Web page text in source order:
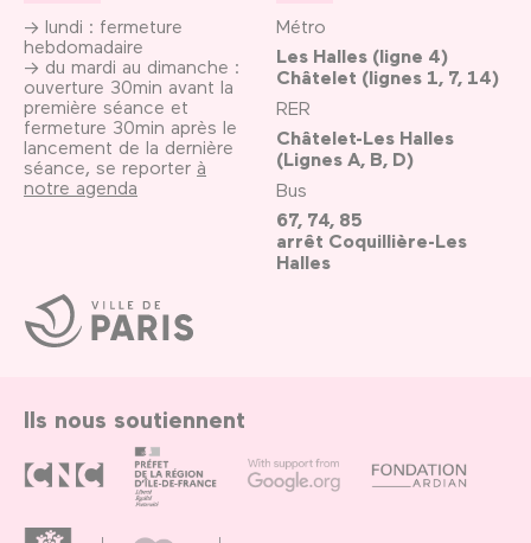
Ville
de
Paris
→ lundi : fermeture
hebdomadaire
→ du mardi au dimanche :
ouverture 30min avant la
première séance et
fermeture 30min après le
lancement de la dernière
séance, se reporter à
notre agenda
Métro
Les Halles (ligne 4)
Châtelet (lignes 1, 7, 14)
RER
Châtelet-Les Halles
(Lignes A, B, D)
Bus
67, 74, 85
arrêt Coquillière-Les
Halles
Ils nous soutiennent